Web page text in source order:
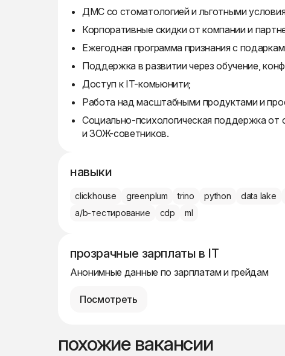
ДМС со стоматологией и льготными
Корпоративные скидки от компании и
Ежегодная программа признания с
Поддержка в развитии через обучение,
Доступ к IT-комьюнити;
Работа над масштабными продуктами и
Социально-психологическая поддержка от
и ЗОЖ-советников.
навыки
clickhouse greenplum trino python data lake
a/b-тестирование
cdp ml
прозрачные зарплаты в IT
Анонимные данные по зарплатам и грейдам
Посмотреть
похожие вакансии